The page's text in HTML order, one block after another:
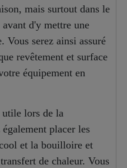
mais surtout dans le
d'y mettre une
Vous serez ainsi assuré
revêtement et surface
équipement en
lors de la
placer les
et la bouilloire et
de chaleur. Vous